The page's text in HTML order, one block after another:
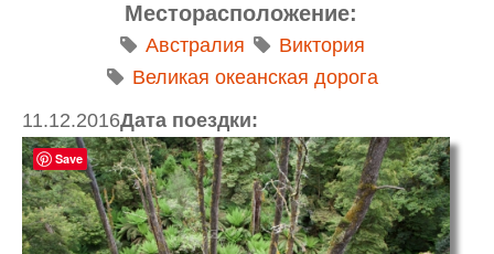
Месторасположение:
Австралия
Виктория
Великая океанская дорога
Дата поездки:
11.12.2016
Save